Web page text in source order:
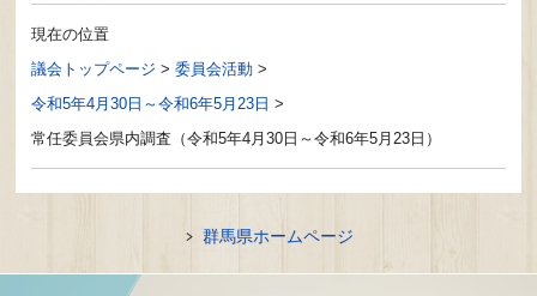
現在の位置
議会トップページ >委員会活動 >
令和5年4月30日～令和6年5月23日 >
常任委員会県内調査（令和5年4月30日～令和6年5月23日）
群馬県ホームページ